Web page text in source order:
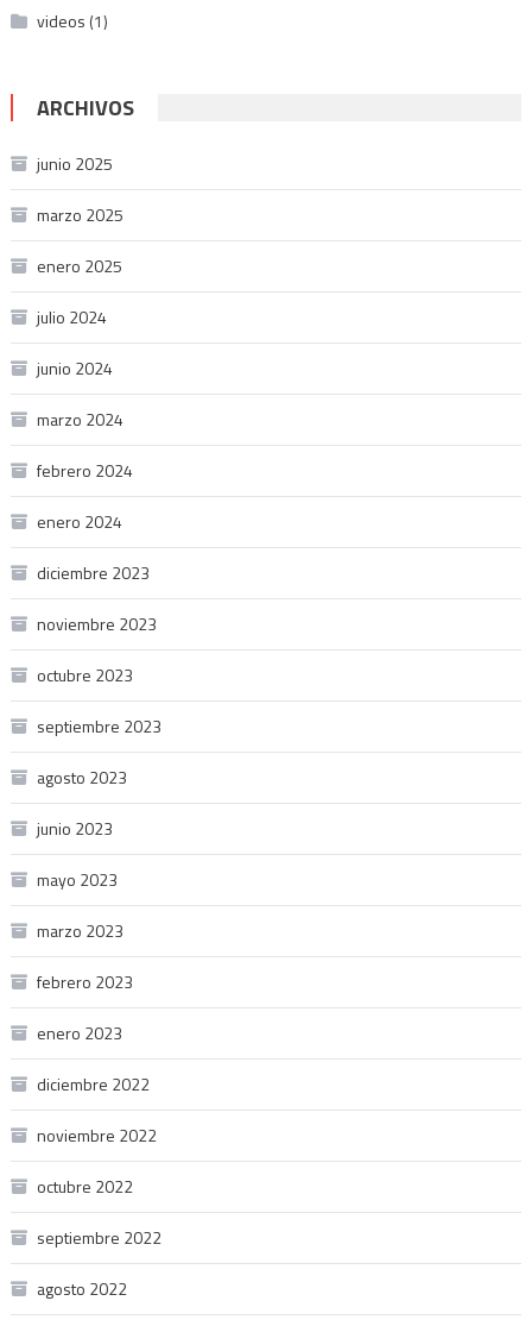
videos (1)
ARCHIVOS
junio 2025
marzo 2025
enero 2025
julio 2024
junio 2024
marzo 2024
febrero 2024
enero 2024
diciembre 2023
noviembre 2023
octubre 2023
septiembre 2023
agosto 2023
junio 2023
mayo 2023
marzo 2023
febrero 2023
enero 2023
diciembre 2022
noviembre 2022
octubre 2022
septiembre 2022
agosto 2022